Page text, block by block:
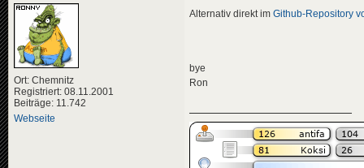
Ort: Chemnitz
Registriert: 08.11.2001
Beiträge: 11.742
Webseite
Alternativ direkt im Github-Repository
bye
Ron